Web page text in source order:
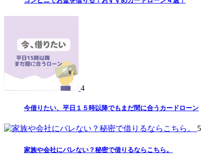
4
今借りたい、平日１５時以降でもまだ間に合うカードローン
5
家族や会社にバレない？秘密で借りるならこちら。